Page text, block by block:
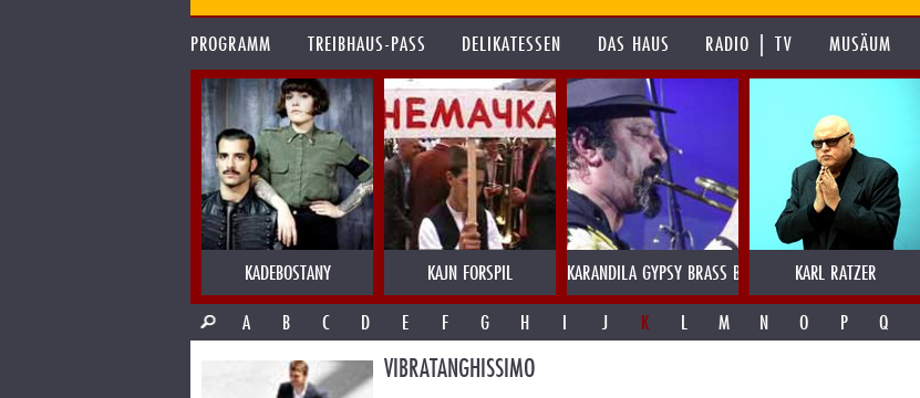
PROGRAMM TREIBHAUS-PASS DELIKATESSEN DAS HAUS RADIO | TV MUSÄUM
KADEBOSTANY KAJN FORSPIL KARANDILA GYPSY BRASS BULGARIENKARL RATZER
A
B C D E F G H I J K L M N O P Q
VIBRATANGHISSIMO